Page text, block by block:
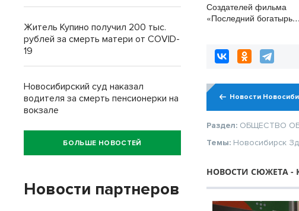
Создателей фильма
«Последний богатырь.
Новости
Раздел: ОБЩЕСТВО
Темы: Новосибирск
НОВОСТИ СЮЖЕТА -
Житель Купино получил 200 тыс.
рублей за смерть матери от COVID-
19
Новосибирский суд наказал
водителя за смерть пенсионерки на
вокзале
БОЛЬШЕ НОВОСТЕЙ
Новости партнеров